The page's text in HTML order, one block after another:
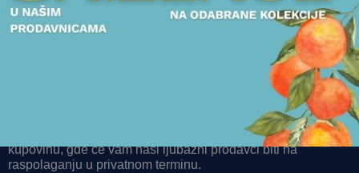
Kontaktirajte nas i besplatno zakažite personalnu virtuelnu
kupovinu, gde će vam naši ljubazni prodavci biti na
raspolaganju u privatnom terminu.